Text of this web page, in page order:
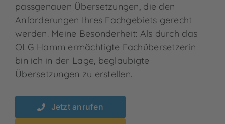
passgenauen Übersetzungen, die den
Anforderungen Ihres Fachgebiets gerecht
werden. Meine Besonderheit: Als durch das
OLG Hamm ermächtigte Fachübersetzerin
bin ich in der Lage, beglaubigte
Übersetzungen zu erstellen.
Jetzt anrufen